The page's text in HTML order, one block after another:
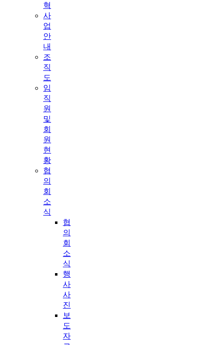
혁
사
업
안
내
조
직
도
임
직
원
및
회
원
현
황
협
의
회
소
식
협
의
회
소
식
행
사
사
진
보
도
자